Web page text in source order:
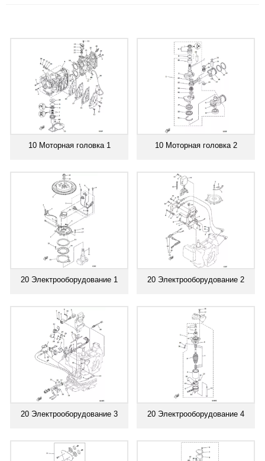
10 Моторная головка 1 10 Моторная головка 2
20 Электрооборудование 1 20 Электрооборудование 2
20 Электрооборудование 3 20 Электрооборудование 4